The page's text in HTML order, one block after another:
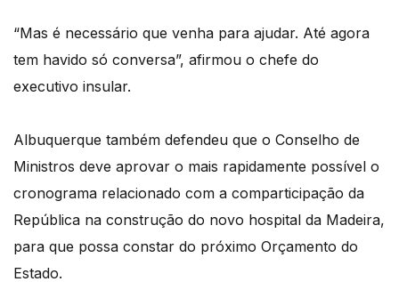
“Mas é necessário que venha para ajudar. Até agora
tem havido só conversa”, afirmou o chefe do
executivo insular.
Albuquerque também defendeu que o Conselho de
Ministros deve aprovar o mais rapidamente possível o
cronograma relacionado com a comparticipação da
República na construção do novo hospital da Madeira,
para que possa constar do próximo Orçamento do
Estado.